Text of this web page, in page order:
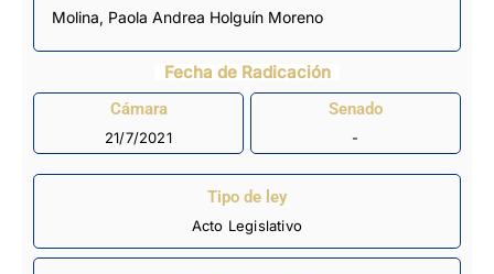
Molina, Paola Andrea Holguín Moreno
Fecha de Radicación
Cámara
21/7/2021
Senado
-
Tipo de ley
Acto Legislativo